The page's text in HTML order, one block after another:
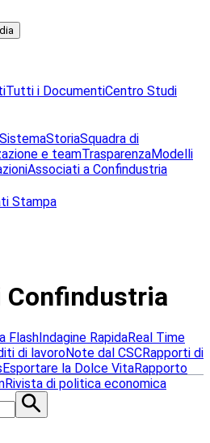
Tutti i DocumentiCentro Studi
StoriaSquadra di
e teamTrasparenzaModelli
Associati a Confindustria
Stampa
Confindustria
FlashIndagine RapidaReal Time
di lavoroNote dal CSCRapporti di
Esportare la Dolce VitaRapporto
Rivista di politica economica